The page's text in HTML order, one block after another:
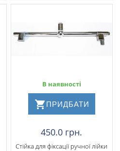
В наявності
ПРИДБАТИ
450.0 грн.
Стійка для фіксації ручної лійки